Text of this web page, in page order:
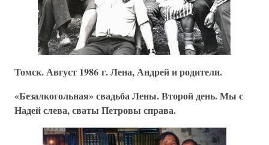
Томск. Август 1986 г. Лена, Андрей и родители.
«Безалкогольная» свадьба Лены. Второй день. Мы с
Надей слева, сваты Петровы справа.